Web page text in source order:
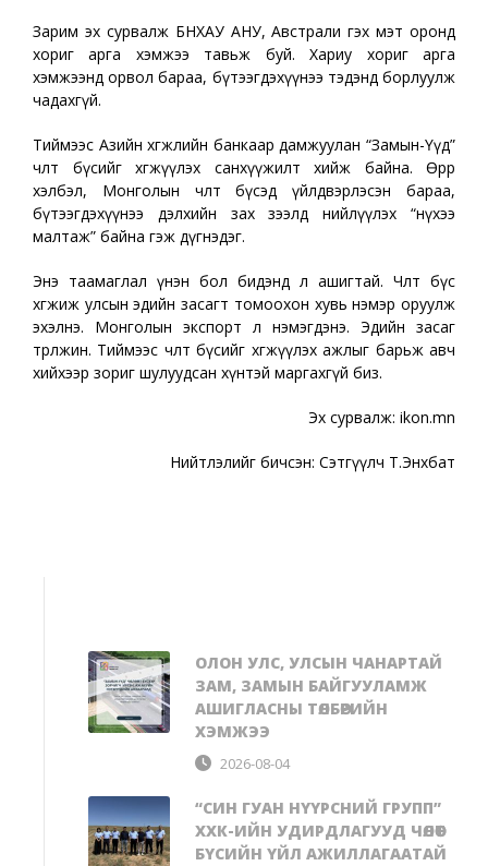
Зарим эх сурвалж БНХАУ АНУ, Австрали гэх мэт оронд
хориг арга хэмжээ тавьж буй. Хариу хориг арга
хэмжээнд орвол бараа, бүтээгдэхүүнээ тэдэнд борлуулж
чадахгүй.
Тиймээс Азийн хөгжлийн банкаар дамжуулан “Замын-Үүд”
чөлөөт бүсийг хөгжүүлэх санхүүжилт хийж байна. Өөрөөр
хэлбэл, Монголын чөлөөт бүсэд үйлдвэрлэсэн бараа,
бүтээгдэхүүнээ дэлхийн зах зээлд нийлүүлэх “нүхээ
малтаж” байна гэж дүгнэдэг.
Энэ таамаглал үнэн бол бидэнд л ашигтай. Чөлөөт бүс
хөгжиж улсын эдийн засагт томоохон хувь нэмэр оруулж
эхэлнэ. Монголын экспорт л нэмэгдэнэ. Эдийн засаг
төрөлжинө. Тиймээс чөлөөт бүсийг хөгжүүлэх ажлыг барьж авч
хийхээр зориг шулуудсан хүнтэй маргахгүй биз.
Эх сурвалж: ikon.mn
Нийтлэлийг бичсэн: Сэтгүүлч Т.Энхбат
ОЛОН УЛС, УЛСЫН ЧАНАРТАЙ
ЗАМ, ЗАМЫН БАЙГУУЛАМЖ
АШИГЛАСНЫ ТӨЛБӨРИЙН
ХЭМЖЭЭ
2026-08-04
“СИН ГУАН НҮҮРСНИЙ ГРУПП”
ХХК-ИЙН УДИРДЛАГУУД ЧӨЛӨӨТ
БҮСИЙН ҮЙЛ АЖИЛЛАГААТАЙ